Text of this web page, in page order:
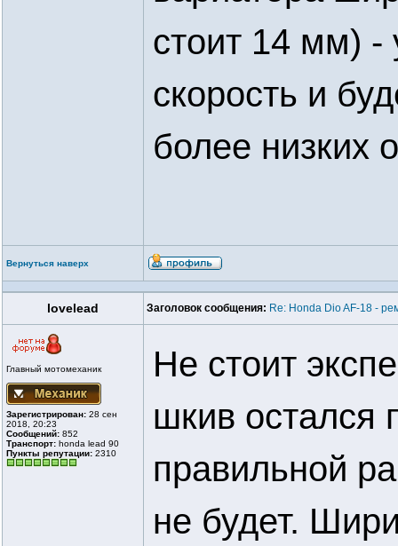
стоит 14 мм) -
скорость и
более низких
Вернуться наверх
lovelead Заголовок сообщения: Re: Honda Dio AF-18 -
Главный мотомеханик
Зарегистрирован: 28 сен
2018, 20:23
Сообщений: 852
Транспорт: honda lead 90
Пункты репутации: 2310
Не стоит
шкив
правильной
не будет.